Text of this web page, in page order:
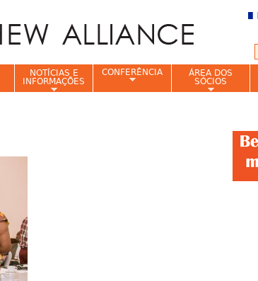
NOTÍCIAS E
INFORMAÇÕES
CONFERÊNCIA
ÁREA DOS
SÓCIOS